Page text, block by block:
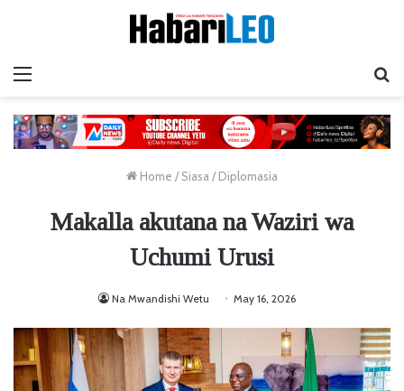
Home / Siasa/ Diplomasia
Makalla akutana na Waziri wa
Uchumi Urusi
Na Mwandishi Wetu May 16, 2026